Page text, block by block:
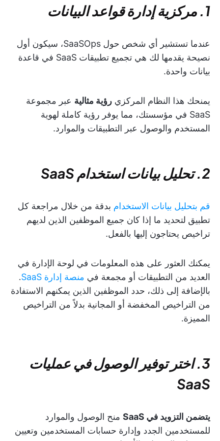
1. مركزية إدارة قواعد البيانات
عندما تستشير أي شخص حول SaaSOps، سيكون أول
نصيحة يقدمها لك هي تجميع تطبيقات SaaS في قاعدة
بيانات واحدة.
يمنحك هذا النظام المركزي رؤية مثالية عبر مجموعة
SaaS في مؤسستك، مما يوفر رؤية كاملة لهوية
المستخدم والوصول عبر التطبيقات والموارد.
2. تحليل بيانات استخدام SaaS
قم بتحليل بيانات الاستخدام بدقة من خلال مراجعة كل
تطبيق لتحديد ما إذا كان جميع الموظفين الذين لديهم
تراخيص يحتاجون إليها بالفعل.
يمكنك العثور على هذه المعلومات في لوحة الإدارة في
العديد من التطبيقات أو مجمعة في منصة إدارة SaaS
.
بالإضافة إلى ذلك، حدد الموظفين الذين يمكنهم الاستفادة
من التراخيص المخفضة أو المجانية بدلاً من التراخيص
المميزة.
3. اختر توفير الوصول في عمليات
SaaS
يتضمن التزويد في SaaS
منح الوصول والموارد
للمستخدمين الجدد وإدارة حسابات المستخدمين وتعيين